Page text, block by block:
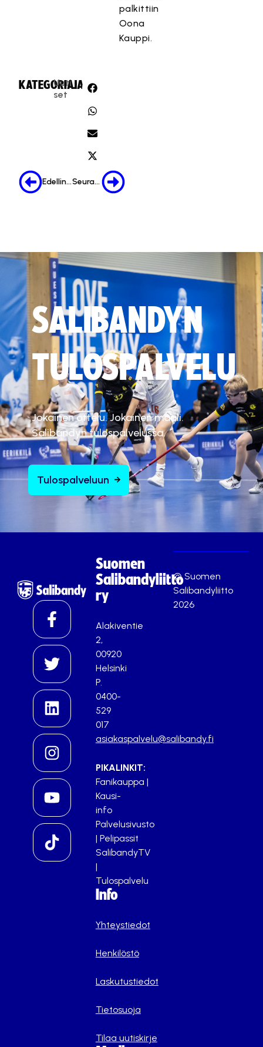
palkittiin
Oona
Kauppi.
KATEGORIA:
Uuti
set
JAA:
Edellinen Seuraava
SALIBANDYN
TULOSPALVELU
Jokainen ottelu. Jokainen maali.
Salibandyn tulospalvelussa.
Tulospalveluun
Suomen
Salibandyliitto
ry
Alakiventie
2,
00920
Helsinki
P.
0400-
529
017
asiakaspalvelu@salibandy.fi
PIKALINKIT:
Fanikauppa |
Kausi-
info
Palvelusivusto
| Pelipassit
SalibandyTV
|
Tulospalvelu
Info
Yhteystiedot
Henkilöstö
Laskutustiedot
Tietosuoja
Tilaa uutiskirje
© Suomen
Salibandyliitto
2026